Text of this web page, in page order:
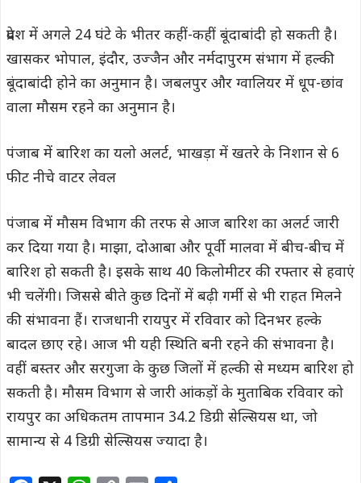
प्रदेश में अगले 24 घंटे के भीतर कहीं-कहीं बूंदाबांदी हो सकती है।
खासकर भोपाल, इंदौर, उज्जैन और नर्मदापुरम संभाग में हल्की
बूंदाबांदी होने का अनुमान है। जबलपुर और ग्वालियर में धूप-छांव
वाला मौसम रहने का अनुमान है।
पंजाब में बारिश का यलो अलर्ट, भाखड़ा में खतरे के निशान से 6
फीट नीचे वाटर लेवल
पंजाब में मौसम विभाग की तरफ से आज बारिश का अलर्ट जारी
कर दिया गया है। माझा, दोआबा और पूर्वी मालवा में बीच-बीच में
बारिश हो सकती है। इसके साथ 40 किलोमीटर की रफ्तार से हवाएं
भी चलेंगी। जिससे बीते कुछ दिनों में बढ़ी गर्मी से भी राहत मिलने
की संभावना हैं। राजधानी रायपुर में रविवार को दिनभर हल्के
बादल छाए रहे। आज भी यही स्थिति बनी रहने की संभावना है।
वहीं बस्तर और सरगुजा के कुछ जिलों में हल्की से मध्यम बारिश हो
सकती है। मौसम विभाग से जारी आंकड़ों के मुताबिक रविवार को
रायपुर का अधिकतम तापमान 34.2 डिग्री सेल्सियस था, जो
सामान्य से 4 डिग्री सेल्सियस ज्यादा है।